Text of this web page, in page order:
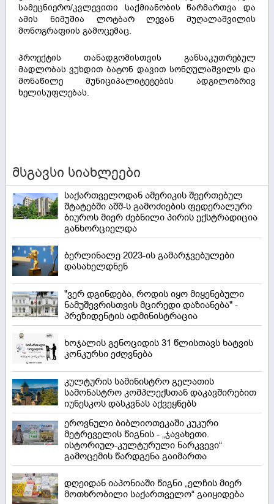
სამეცნიერო/კვლევითი საქმიანობის წარმართვა და
ამის ნიმუშია ლოტბარ ლევან მუღალაშვილის
მონოგრაფიის გამოცემაც.
პროექტის თანადგომისთვის განსაკუთრებულ
მადლობას ვუხდით ბატონ დავით სონღულაშვილს და
მონაწილე მუნიციპალიტეტების ადგილობრივ
ხელისუფლებას.
მსგავსი სიახლეები
საქართველოდან ამერიკის შეერთებულ
შტატებში აშშ-ს გამოძიების ფედერალური
ბიუროს მიერ ძებნილი პირის ექსტრადიცია
განხორციელდა
ბერლინალე 2023-ის გამარჯვებულები
დასახელდნენ
"ვერ დგინდება, როდის იყო მიყენებული
ნამუშევრისთვის მცირედი დაზიანება" -
პრეზიდენტის ადმინისტრაცია
ხოჯალის გენოციდის 31 წლისთავს ხატვის
კონკურსი ეძღვნება
კულტურის სამინისტრო გელათის
სამონასტრო კომპლექსთან დაკავშირებით
იუნესკოს დასკვნას აქვეყნებს
ეროვნული ბიბლიოთეკაში კუკური
მეტრეველის წიგნის - „ჯავახეთი.
ისტორიულ-კულტურული ნარკვევი“
გამოცემის წარდგენა გაიმართა
დღეიდან იაპონიაში წიგნი „ელჩის მიერ
მოთხრობილი საქართველო“ გაიყიდება